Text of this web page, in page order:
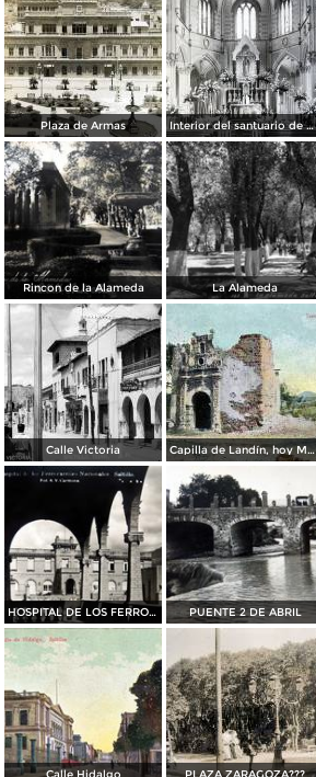
Plaza de Armas Interior del santuario de Guadalupe
Rincon de la Alameda La Alameda
Calle Victoria Capilla de Landín, hoy Museo de Arte Religioso
HOSPITAL DE LOS FERROCARRILES PUENTE 2 DE ABRIL
Calle Hidalgo PLAZA ZARAGOZA???